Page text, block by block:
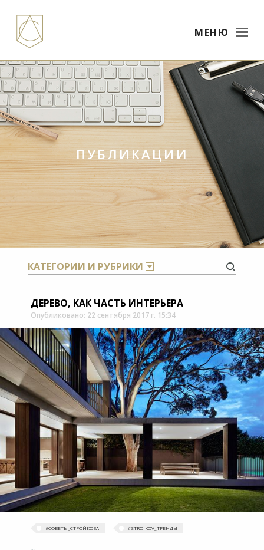
МЕНЮ
ПУБЛИКАЦИИ
КАТЕГОРИИ И РУБРИКИ
×
ДЕРЕВО, КАК ЧАСТЬ ИНТЕРЬЕРА
Опубликовано: 22 сентября 2017 г. 15:34
#‎СОВЕТЫ_СТРОЙКОВА #‎STROIKOV_ТРЕНДЫ‬